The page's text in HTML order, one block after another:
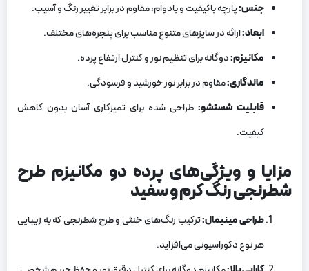
جنس:پارچه باکیفیت و بادوام، مقاوم در برابر تغییر رنگ و آسیب.
ابعاد:ارائه در سایزهای متنوع مناسب برای پنجره‌های مختلف.
مکانیزم:دوگانه برای تنظیم نور و کنترل ارتفاع پرده.
ماندگاری:مقاوم در برابر نور خورشید و فرسودگی.
قابلیت شستشو: طراحی شده برای تمیزکاری آسان بدون کاهش
کیفیت.
مزایا و ویژگی‌های پرده دو مکانیزم طرح
شطرنجی رنگ کرم و سفید
طراحی مینیمال:ترکیب رنگ‌های خنثی و طرح شطرنجی که به زیبایی
هر نوع دکوراسیونی می‌افزاید.